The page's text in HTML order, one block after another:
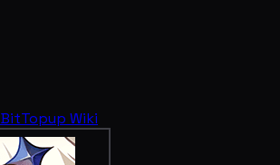
BitTopup Wiki